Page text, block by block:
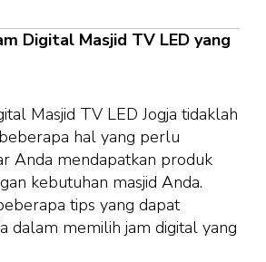
Digital Masjid TV LED yang
Masjid TV LED Jogja tidaklah
hal yang perlu
Anda mendapatkan produk
kebutuhan masjid Anda.
tips yang dapat
dalam memilih jam digital yang